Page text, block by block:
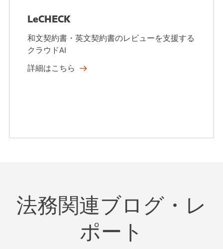
LeCHECK
和文契約書・英文契約書のレビューを支援する
クラウドAI
詳細はこちら
法務関連ブログ・レ
ポート